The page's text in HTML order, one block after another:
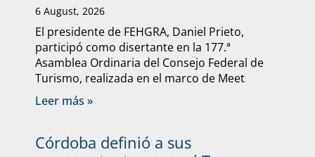
6 August, 2026
El presidente de FEHGRA, Daniel Prieto,
participó como disertante en la 177.ª
Asamblea Ordinaria del Consejo Federal de
Turismo, realizada en el marco de Meet
Leer más »
Córdoba definió a sus